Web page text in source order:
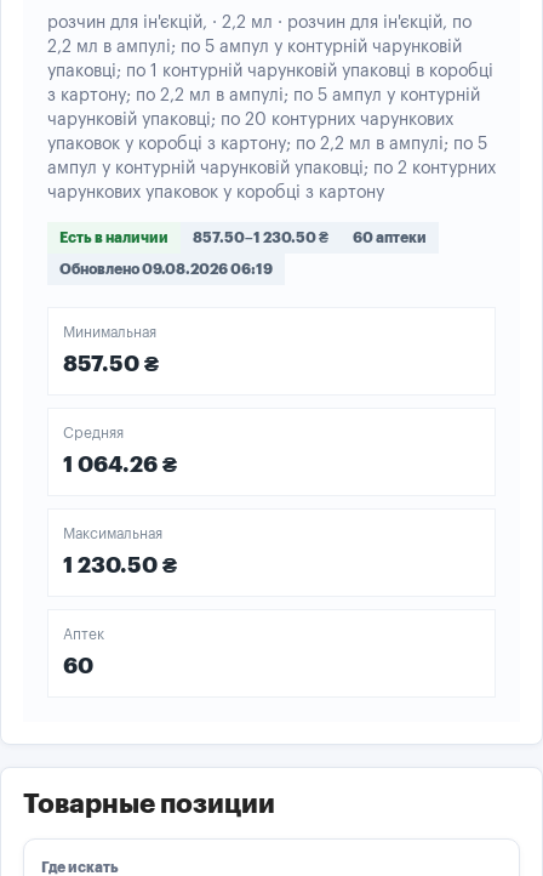
розчин для ін'єкцій, · 2,2 мл · розчин для ін'єкцій, по
2,2 мл в ампулі; по 5 ампул у контурній чарунковій
упаковці; по 1 контурній чарунковій упаковці в коробці
з картону; по 2,2 мл в ампулі; по 5 ампул у контурній
чарунковій упаковці; по 20 контурних чарункових
упаковок у коробці з картону; по 2,2 мл в ампулі; по 5
ампул у контурній чарунковій упаковці; по 2 контурних
чарункових упаковок у коробці з картону
Есть в наличии 857.50–1 230.50 ₴ 60 аптеки
Обновлено 09.08.2026 06:19
Минимальная
857.50 ₴
Средняя
1 064.26 ₴
Максимальная
1 230.50 ₴
Аптек
60
Товарные позиции
Где искать